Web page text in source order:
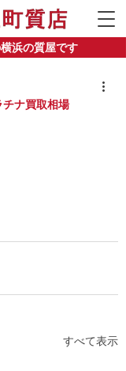
浜の質屋です
ナ買取相場
すべて表示